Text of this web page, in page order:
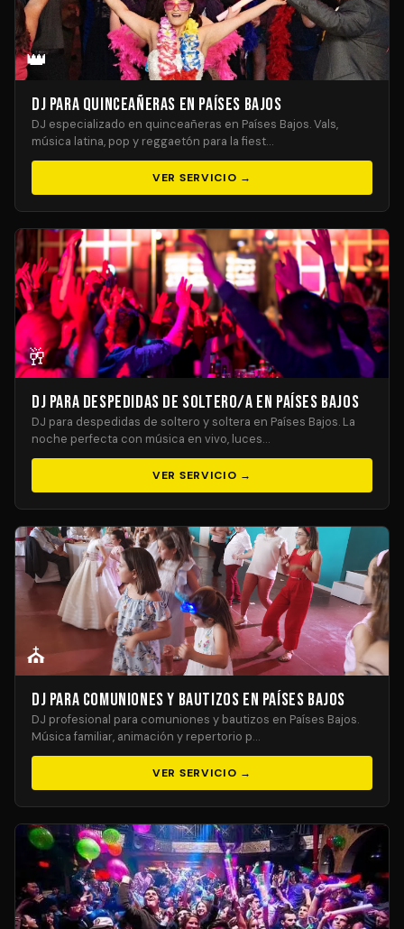
👑
DJ para Quinceañeras en Países Bajos
DJ especializado en quinceañeras en Países Bajos. Vals,
música latina, pop y reggaetón para la fiest…
VER SERVICIO →
🥂
DJ para Despedidas de Soltero/a en Países Bajos
DJ para despedidas de soltero y soltera en Países Bajos. La
noche perfecta con música en vivo, luces…
VER SERVICIO →
⛪
DJ para Comuniones y Bautizos en Países Bajos
DJ profesional para comuniones y bautizos en Países Bajos.
Música familiar, animación y repertorio p…
VER SERVICIO →